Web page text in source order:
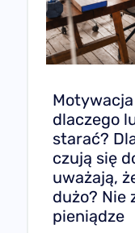
dlaczego
starać?
czują się
uważają,
dużo? Nie
pieniądze